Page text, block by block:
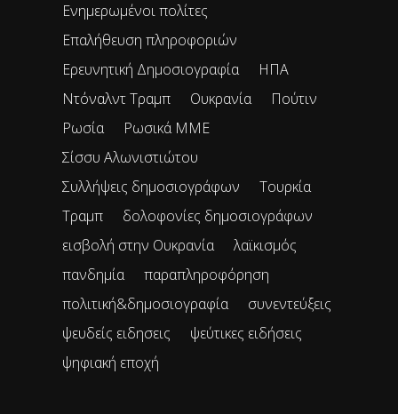
Ενημερωμένοι πολίτες
Επαλήθευση πληροφοριών
Ερευνητική Δημοσιογραφία
ΗΠΑ
Ντόναλντ Τραμπ
Ουκρανία
Πούτιν
Ρωσία
Ρωσικά ΜΜΕ
Σίσσυ Αλωνιστιώτου
Συλλήψεις δημοσιογράφων
Τουρκία
Τραμπ
δολοφονίες δημοσιογράφων
εισβολή στην Ουκρανία
λαϊκισμός
πανδημία
παραπληροφόρηση
πολιτική&δημοσιογραφία
συνεντεύξεις
ψευδείς ειδησεις
ψεύτικες ειδήσεις
ψηφιακή εποχή